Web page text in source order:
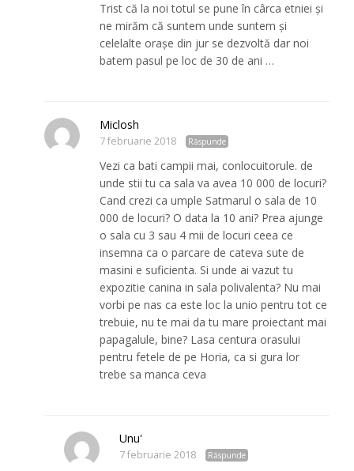
Trist că la noi totul se pune în cârca etniei și
ne mirăm că suntem unde suntem și
celelalte orașe din jur se dezvoltă dar noi
batem pasul pe loc de 30 de ani …
Miclosh
7 februarie 2018 Răspunde
Vezi ca bati campii mai, conlocuitorule. de
unde stii tu ca sala va avea 10 000 de locuri?
Cand crezi ca umple Satmarul o sala de 10
000 de locuri? O data la 10 ani? Prea ajunge
o sala cu 3 sau 4 mii de locuri ceea ce
insemna ca o parcare de cateva sute de
masini e suficienta. Si unde ai vazut tu
expozitie canina in sala polivalenta? Nu mai
vorbi pe nas ca este loc la unio pentru tot ce
trebuie, nu te mai da tu mare proiectant mai
papagalule, bine? Lasa centura orasului
pentru fetele de pe Horia, ca si gura lor
trebe sa manca ceva
Unu'
7 februarie 2018 Răspunde